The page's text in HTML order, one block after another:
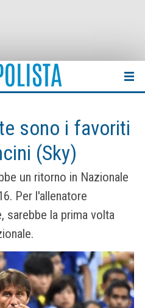
sono i favoriti
(Sky)
un ritorno in Nazionale
Per l'allenatore
sarebbe la prima volta